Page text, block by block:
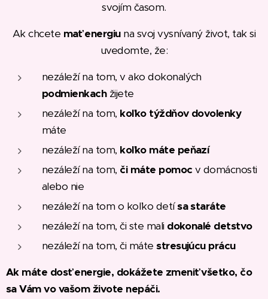
svojím časom.
Ak chcete mať energiu na svoj vysnívaný život, tak si
uvedomte, že:
nezáleží na tom, v ako dokonalých
podmienkachžijete
nezáleží na tom, koľko týždňov dovolenky
máte
nezáleží na tom, koľko máte peňazí
nezáleží na tom, či máte pomocv domácnosti
alebo nie
nezáleží na tom o koľko detísa staráte
nezáleží na tom, či ste mali dokonalé detstvo
nezáleží na tom, či mátestresujúcu prácu
Ak máte dosť energie, dokážete zmeniť všetko, čo
sa Vám vo vašom živote nepáči.